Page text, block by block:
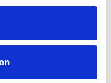
en zware belasting
bevindt zich een